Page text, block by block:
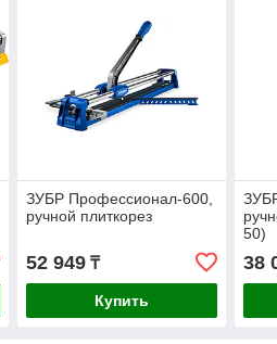
ЗУБР Профессионал-600,
ручной плиткорез
52 949₸
Купить
50)
38